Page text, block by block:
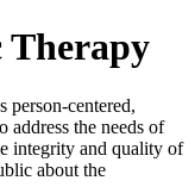
Therapy
person-centered,
address the needs of
integrity and quality of
about the